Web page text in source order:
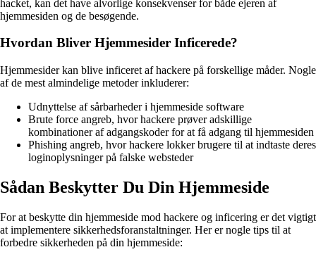
hacket, kan det have alvorlige konsekvenser for både ejeren af
hjemmesiden og de besøgende.
Hvordan Bliver Hjemmesider Inficerede?
Hjemmesider kan blive inficeret af hackere på forskellige måder. Nogle
af de mest almindelige metoder inkluderer:
Udnyttelse af sårbarheder i hjemmeside software
Brute force angreb, hvor hackere prøver adskillige
kombinationer af adgangskoder for at få adgang til hjemmesiden
Phishing angreb, hvor hackere lokker brugere til at indtaste deres
loginoplysninger på falske websteder
Sådan Beskytter Du Din Hjemmeside
For at beskytte din hjemmeside mod hackere og inficering er det vigtigt
at implementere sikkerhedsforanstaltninger. Her er nogle tips til at
forbedre sikkerheden på din hjemmeside: